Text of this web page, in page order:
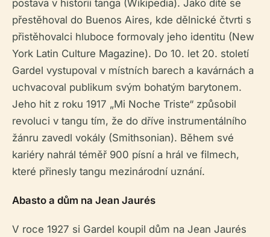
postava v historii tanga (Wikipedia). Jako dítě se
přestěhoval do Buenos Aires, kde dělnické čtvrti s
přistěhovalci hluboce formovaly jeho identitu (New
York Latin Culture Magazine). Do 10. let 20. století
Gardel vystupoval v místních barech a kavárnách a
uchvacoval publikum svým bohatým barytonem.
Jeho hit z roku 1917 „Mi Noche Triste“ způsobil
revoluci v tangu tím, že do dříve instrumentálního
žánru zavedl vokály (Smithsonian). Během své
kariéry nahrál téměř 900 písní a hrál ve filmech,
které přinesly tangu mezinárodní uznání.
Abasto a dům na Jean Jaurés
V roce 1927 si Gardel koupil dům na Jean Jaurés